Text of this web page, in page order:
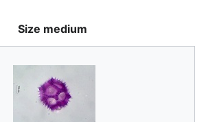
Size medium